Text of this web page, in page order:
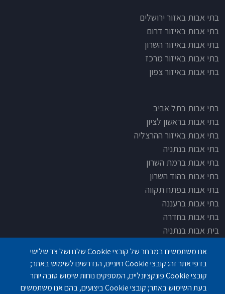
בתי אבות לפי אזורים
בתי אבות באזור ירושלים
בתי אבות באיזור דרום
בתי אבות באיזור השרון
בתי אבות באיזור מרכז
בתי אבות באיזור צפון
בתי אבות בתל אביב
בתי אבות בראשון לציון
בתי אבות באיזור ההרצליה
בתי אבות בנתניה
בתי אבות ברמת השרון
בתי אבות בהוד השרון
בתי אבות בפתח תקווה
בתי אבות ברעננה
בתי אבות בחדרה
בית אבות בנתניה
בית אבות בפתח תקוה
בית בלב כפר סבא
בית אבות בחיפה
אנו משתמשים במבחר של קובצי Cookie שלנו ושל צד שלישי
בדפי אתר זה: קובצי Cookie חיוניים, הנדרשים לשימוש באתר;
קובצי Cookie פונקציונליים, המספקים נוחות שימוש טובה יותר
בעת השימוש באתר; קובצי Cookie ביצועים, בהם אנו משתמשים